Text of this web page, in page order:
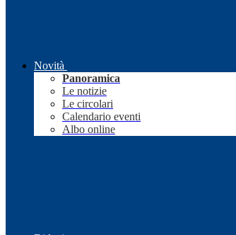
Novità
Panoramica
Le notizie
Le circolari
Calendario eventi
Albo online